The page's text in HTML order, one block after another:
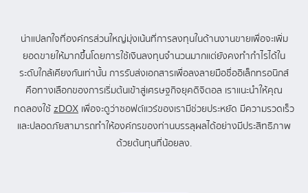
น่าแปลกใจที่องค์กรส่วนใหญ่มุ่งเน้นที่การลงทุนในด้านงานขายเพื่อจะเพิ่ม
ยอดขายให้มากขึ้นโดยการใช้เงินลงทุนจำนวนมากแต่ยังคงทำกำไรได้ใน
ระดับใกล้เคียงกันเท่านั้น การรับส่งเอกสารเพื่อลงลายมือชื่ออิเล็กทรอนิกส์
คือทางเลือกของการเริ่มต้นเข้าสู่เศรษฐกิจยุคดิจิตอล เราแนะนำให้คุณ
ทดลองใช้zDOX เพื่อจะดูว่าซอฟต์แวร์ของเรามีช่วยประหยัด มีความรวดเร็ว
และปลอดภัยสามารถทำให้องค์กรของท่านบรรลุผลได้อย่างมีประสิทธิภาพ
ด้วยต้นทุนที่น้อยลง.